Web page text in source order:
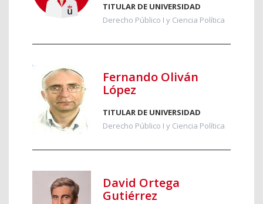
TITULAR DE UNIVERSIDAD
Derecho Público I y Ciencia Política
Fernando Oliván
López
TITULAR DE UNIVERSIDAD
Derecho Público I y Ciencia Política
David Ortega
Gutiérrez